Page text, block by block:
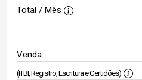
Total / Mês
Venda
(ITBI, Registro, Escritura e Certidões)